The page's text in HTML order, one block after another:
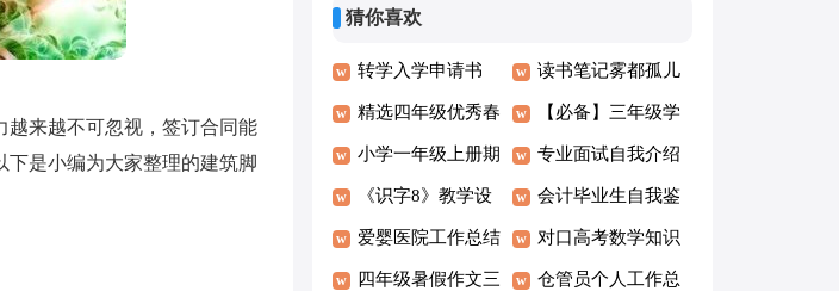
越来越不可忽视，签订合同能
是小编为大家整理的建筑脚
猜你喜欢
转学入学申请书 读书笔记雾都孤儿
摘抄
精选四年级优秀春
节作文汇编8篇
【必备】三年级学
生的作文合集10篇
小学一年级上册期
中考试总结
专业面试自我介绍
14篇
《识字8》教学设
计
会计毕业生自我鉴
定通用15篇
爱婴医院工作总结 对口高考数学知识
点总结
四年级暑假作文三 仓管员个人工作总